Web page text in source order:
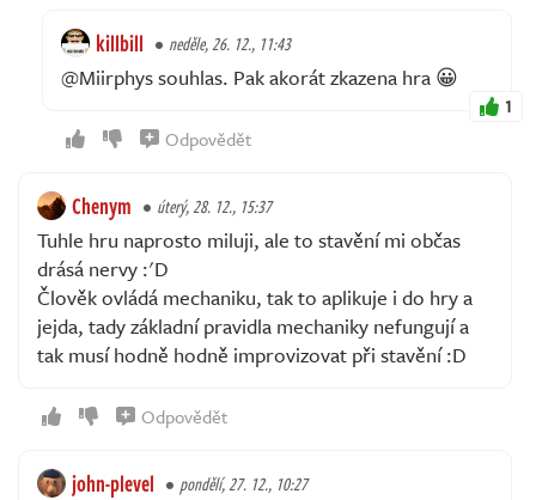
killbill neděle, 26. 12., 11:43
@Miirphys souhlas. Pak akorát zkazena hra 😀
1
Odpovědět
Chenym úterý, 28. 12., 15:37
Tuhle hru naprosto miluji, ale to stavění mi občas
drásá nervy :'D
Člověk ovládá mechaniku, tak to aplikuje i do hry a
jejda, tady základní pravidla mechaniky nefungují a
tak musí hodně hodně improvizovat při stavění :D
Odpovědět
john-plevel pondělí, 27. 12., 10:27